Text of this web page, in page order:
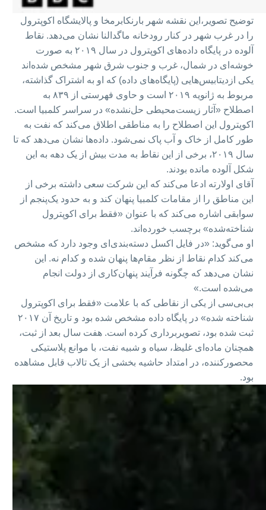
توضیح تصویر، این نقشه شهر بارنکابرمخا و پالایشگاه اکوپترول
را در غرب شهر در کنار رودخانه ماگدالنا نشان می‌دهد. نقاط
آلوده در پایگاه داده‌های اکوپترول در سال ۲۰۱۹ به صورت
خوشه‌ای در شمال، غرب و جنوب شرق شهر مشخص شده‌اند
یکی ازدیتابیس‌هایی (پایگاه‌های داده) که او به اشتراک گذاشته،
مربوط به ژانویه ۲۰۱۹ است و حاوی فهرستی از ۸۳۹ به
اصطلاح «آثار زیست‌محیطی حل‌نشده» در سراسر کلمبیا است.
اکوپترول این اصطلاح را به مناطقی اطلاق می‌کند که نفت به
طور کامل از خاک و آب پاک نمی‌شود. داده‌ها نشان می‌دهد که تا
سال ۲۰۱۹، برخی از این نقاط به مدت بیش از یک دهه به این
شکل آلوده مانده بودند.
آقای اولارته ادعا می‌کند که این شرکت سعی داشته برخی از
این مناطق را از مقامات کلمبیا پنهان کند و به حدود یک‌پنجم از
سوابقی اشاره می‌کند که با عنوان «فقط برای اکوپترول
شناخته‌شده» برچسب خورده‌اند.
او می‌گوید: «در فایل اکسل دسته‌بندی‌ای وجود دارد که مشخص
می‌کند کدام نقاط از نظر مقام‌ها پنهان شده و کدام نه. این
نشان می‌دهد که چگونه فرآیند پنهان‌کاری از دولت انجام
می‌شده است.»
بی‌بی‌سی از یکی از نقاطی که با علامت «فقط برای اکوپترول
شناخته شده» در پایگاه داده مشخص شده بود و تاریخ آن ۲۰۱۷
ثبت شده بود، تصویربرداری کرده است. هفت سال بعد از ثبت،
همچنان ماده‌ای غلیظ، سیاه و شبیه نفت، با موانع پلاستیکی
محصورکننده، در امتداد حاشیه بخشی از یک تالاب قابل مشاهده
بود.